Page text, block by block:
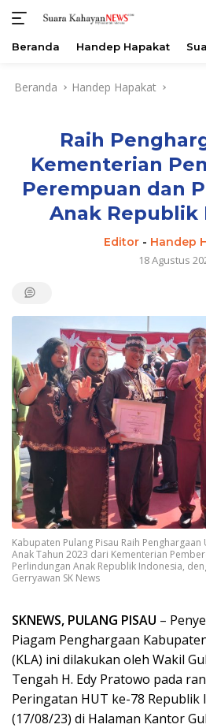
Beranda Handep Hapakat
Beranda Handep Hapakat
Raih
Kementerian
Perempuan dan
Anak Republik
Editor- Handep
18 Agustus
Kabupaten Pulang Pisau Raih
Anak Tahun 2023 dari Kementerian
Perlindungan Anak Republik Indonesia,
Gerryawan SK News
SKNEWS, PULANG PISAU –
Piagam Penghargaan
(KLA) ini dilakukan oleh Wakil
Tengah H. Edy Pratowo pada
Peringatan HUT ke-78 Republik
(17/08/23) di Halaman Kantor